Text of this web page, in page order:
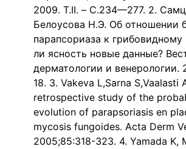
2009. Т.II. – С.234—277. 2.
Белоусова Н.Э. Об отношении
парапсориаза к грибовидному
ли ясность новые данные?
дерматологии и
18. 3. Vakeva L,Sarna S,Vaalasti
retrospective study of the
evolution of parapsoriasis en
mycosis fungoides. Acta Derm
2005;85:318-323. 4. Yamada K,